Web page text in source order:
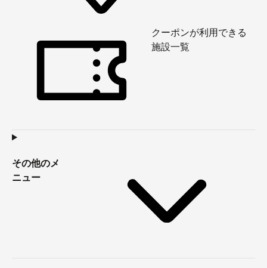
クーポンが利用できる
施設一覧
その他のメ
ニュー